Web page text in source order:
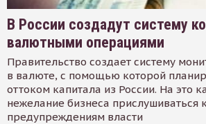
В России создадут систему
валютными операциями
Правительство создает систему
в валюте, с помощью которой
оттоком капитала из России. На это
нежелание бизнеса прислушиваться к
предупреждениям власти